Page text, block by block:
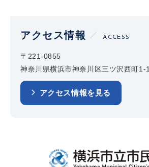
アクセス情報 ACCESS
〒221-0855
神奈川県横浜市神奈川区三ツ沢西町1-1
アクセス情報を見る